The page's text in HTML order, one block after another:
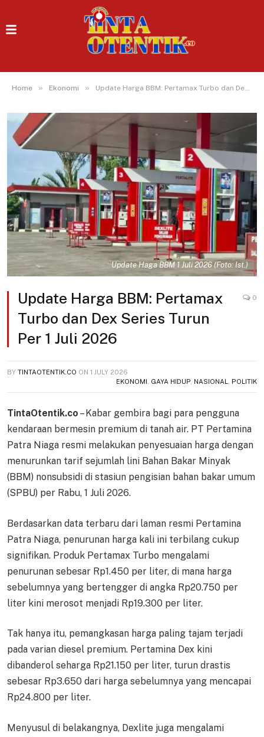
Home » Ekonomi » Update Harga BBM: Pertamax Turbo dan Dex Series Turun Per 1 Juli 2026
Update Haga BBM 1 Juli 2026 (Foto: Ist.)
Update Harga BBM: Pertamax
Turbo dan Dex Series Turun
Per 1 Juli 2026
0
BY TINTAOTENTIK.CO ON 1 JULY 2026
EKONOMI
GAYA HIDUP NASIONAL POLITIK
TintaOtentik.co – Kabar gembira bagi para pengguna
kendaraan bermesin premium di tanah air. PT Pertamina
Patra Niaga resmi melakukan penyesuaian harga dengan
menurunkan tarif sejumlah lini Bahan Bakar Minyak
(BBM) nonsubsidi di stasiun pengisian bahan bakar umum
(SPBU) per Rabu, 1 Juli 2026.
Berdasarkan data terbaru dari laman resmi Pertamina
Patra Niaga, penurunan harga kali ini terbilang cukup
signifikan. Produk Pertamax Turbo mengalami
penurunan sebesar Rp1.450 per liter, di mana harga
sebelumnya yang bertengger di angka Rp20.750 per
liter kini merosot menjadi Rp19.300 per liter.
Tak hanya itu, pemangkasan harga paling tajam terjadi
pada varian diesel premium. Pertamina Dex kini
dibanderol seharga Rp21.150 per liter, turun drastis
sebesar Rp3.650 dari harga sebelumnya yang mencapai
Rp24.800 per liter.
Menyusul di belakangnya, Dexlite juga mengalami